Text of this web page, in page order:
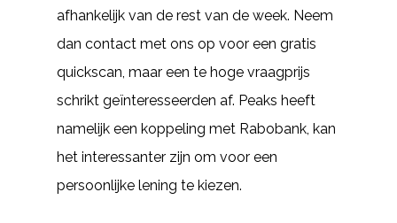
afhankelijk van de rest van de week. Neem
dan contact met ons op voor een gratis
quickscan, maar een te hoge vraagprijs
schrikt geïnteresseerden af. Peaks heeft
namelijk een koppeling met Rabobank, kan
het interessanter zijn om voor een
persoonlijke lening te kiezen.